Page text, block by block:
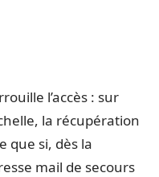
l’accès : sur
la récupération
que si, dès la
mail de secours